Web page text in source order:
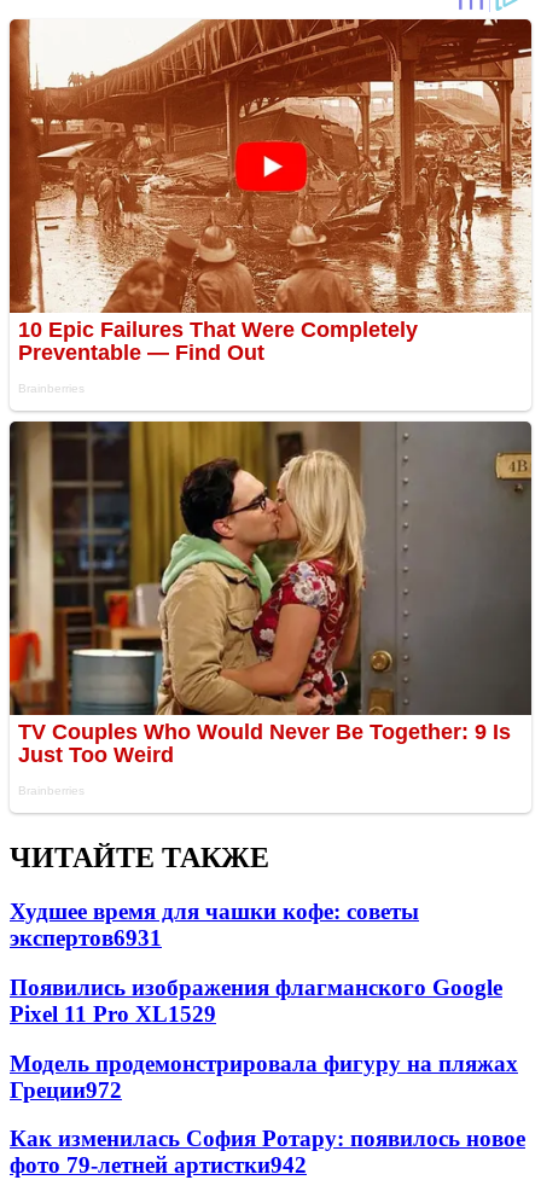
ЧИТАЙТЕ ТАКЖЕ
Худшее время для чашки кофе: советы
экспертов6931
Появились изображения флагманского Google
Pixel 11 Pro XL1529
Модель продемонстрировала фигуру на пляжах
Греции972
Как изменилась София Ротару: появилось новое
фото 79-летней артистки942